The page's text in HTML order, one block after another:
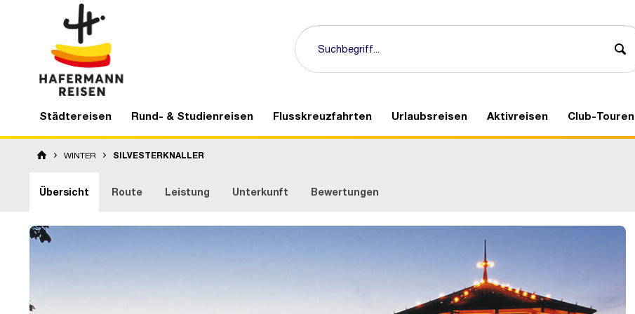
Städtereisen Rund- & Studienreisen Flusskreuzfahrten Urlaubsreisen Aktivreisen Club-Touren
WINTER SILVESTERKNALLER
Übersicht Route Leistung Unterkunft Bewertungen